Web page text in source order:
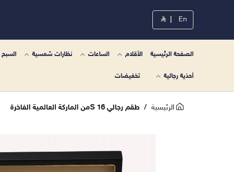
En
الصفحة الرئيسية الأقلام الساعات نظارات شمسية السبح
أحذية رجالية تخفيضات
الرئيسية طقم رجالي S 16من الماركة العالمية الفاخرة